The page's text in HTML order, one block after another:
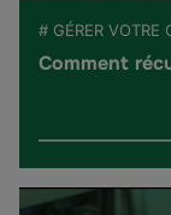
# GÉRER VOTRE
Comment